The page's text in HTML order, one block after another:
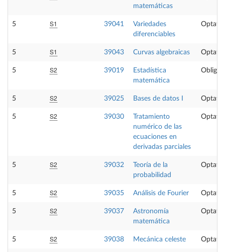
matemáticas
5 S1 39041
Variedades
diferenciables
5 S1 39043 Curvas algebraicas
5 S2 39019
Estadística
matemática
5 S2 39025 Bases de datos I
5 S2 39030
Tratamiento
numérico de las
ecuaciones en
derivadas parciales
5 S2 39032
Teoría de la
probabilidad
5 S2 39035 Análisis de Fourier
5 S2 39037
Astronomía
matemática
5 S2 39038 Mecánica celeste